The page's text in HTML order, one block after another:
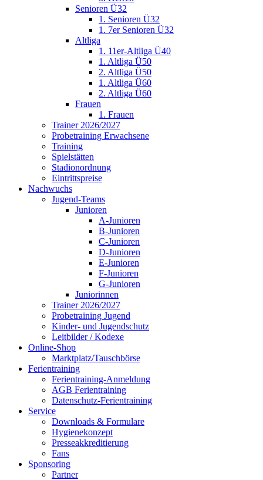
Senioren Ü32
1. Senioren Ü32
1. 7er Senioren Ü32
Altliga
1. 11er-Altliga Ü40
1. Altliga Ü50
2. Altliga Ü50
1. Altliga Ü60
2. Altliga Ü60
Frauen
1. Frauen
Trainer 2026/2027
Probetraining Erwachsene
Training
Spielstätten
Stadionordnung
Eintrittspreise
Nachwuchs
Jugend-Teams
Junioren
A-Junioren
B-Junioren
C-Junioren
D-Junioren
E-Junioren
F-Junioren
G-Junioren
Juniorinnen
Trainer 2026/2027
Probetraining Jugend
Kinder- und Jugendschutz
Leitbilder / Kodexe
Online-Shop
Marktplatz/Tauschbörse
Ferientraining
Ferientraining-Anmeldung
AGB Ferientraining
Datenschutz-Ferientraining
Service
Downloads & Formulare
Hygienekonzept
Presseakkreditierung
Fans
Sponsoring
Partner